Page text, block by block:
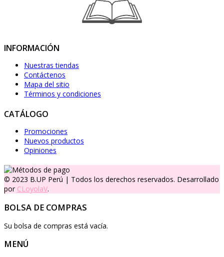
INFORMACIÓN
Nuestras tiendas
Contáctenos
Mapa del sitio
Términos y condiciones
CATÁLOGO
Promociones
Nuevos productos
Opiniones
© 2023 B.UP Perú | Todos los derechos reservados. Desarrollado
por CLoyolaV.
BOLSA DE COMPRAS
Su bolsa de compras está vacía.
MENÚ